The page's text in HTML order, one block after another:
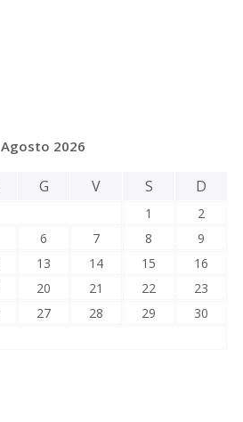
Agosto 2026
G V S D
1
2
6 7 8
9
13 14 15
16
20 21 22
23
27 28 29
30